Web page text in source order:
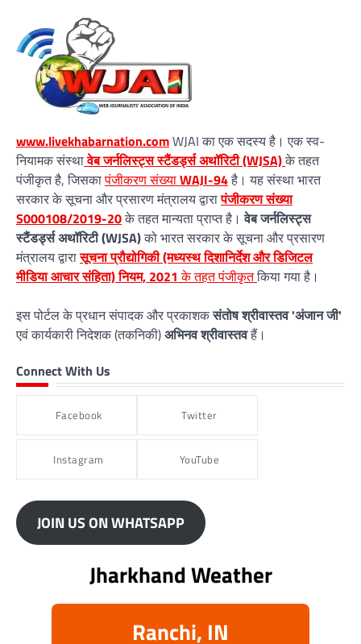
www.livekhabarnation.comWJAI का एक सदस्य है। एक स्व-
नियामक संस्थावेब जर्नलिस्ट्स स्टैंडर्ड्स अथॉरिटी (WJSA)के तहत
पंजीकृत है, जिसकापंजीकरण संख्याWAJI-94है। यह संस्था भारत
सरकार के सूचना और प्रसारण मंत्रालय द्वारापंजीकरण संख्या
S000108/2019-20के तहत मान्यता प्राप्त है।वेब जर्नलिस्ट्स
स्टैंडर्ड्स अथॉरिटी (WJSA)को भारत सरकार के सूचना और प्रसारण
मंत्रालय द्वारासूचना प्रौद्योगिकी (मध्यस्थ दिशानिर्देश और डिजिटल
मीडिया आचार संहिता) नियम, 2021 के तहत पंजीकृतकिया गया है।
इस पोर्टल के प्रधान संपादक और प्रकाशकसंतोष श्रीवास्तव 'अंजान जी'
एवं कार्यकारी निदेशक (तकनिकी)अभिनव श्रीवास्तवहैं।
Connect With Us
Facebook Twitter
Instagram YouTube
JOIN US ON WHATSAPP
Jharkhand Weather
Ranchi, IN